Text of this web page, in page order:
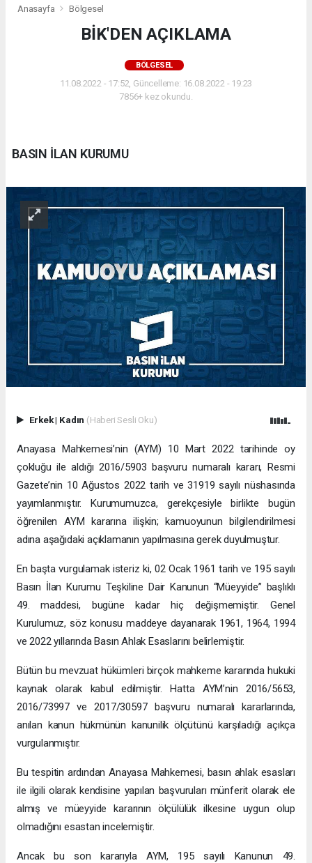
Anasayfa Bölgesel
BİK'DEN AÇIKLAMA
BÖLGESEL
11.08.2022 - 17:52, Güncelleme: 16.08.2022 - 19:23
7856+ kez okundu.
BASIN İLAN KURUMU
Erkek| Kadın (Haberi Sesli Oku)
Anayasa Mahkemesi’nin (AYM) 10 Mart 2022 tarihinde oy
çokluğu ile aldığı 2016/5903 başvuru numaralı kararı, Resmi
Gazete’nin 10 Ağustos 2022 tarih ve 31919 sayılı nüshasında
yayımlanmıştır. Kurumumuzca, gerekçesiyle birlikte bugün
öğrenilen AYM kararına ilişkin; kamuoyunun bilgilendirilmesi
adına aşağıdaki açıklamanın yapılmasına gerek duyulmuştur.
En başta vurgulamak isteriz ki, 02 Ocak 1961 tarih ve 195 sayılı
Basın İlan Kurumu Teşkiline Dair Kanunun “Müeyyide” başlıklı
49. maddesi, bugüne kadar hiç değişmemiştir. Genel
Kurulumuz, söz konusu maddeye dayanarak 1961, 1964, 1994
ve 2022 yıllarında Basın Ahlak Esaslarını belirlemiştir.
Bütün bu mevzuat hükümleri birçok mahkeme kararında hukuki
kaynak olarak kabul edilmiştir. Hatta AYM’nin 2016/5653,
2016/73997 ve 2017/30597 başvuru numaralı kararlarında,
anılan kanun hükmünün kanunilik ölçütünü karşıladığı açıkça
vurgulanmıştır.
Bu tespitin ardından Anayasa Mahkemesi, basın ahlak esasları
ile ilgili olarak kendisine yapılan başvuruları münferit olarak ele
almış ve müeyyide kararının ölçülülük ilkesine uygun olup
olmadığını esastan incelemiştir.
Ancak bu son kararıyla AYM, 195 sayılı Kanunun 49.